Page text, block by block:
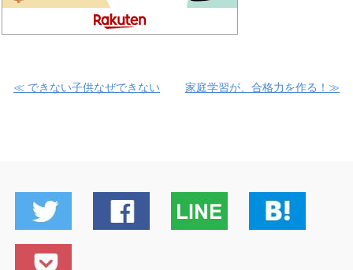
≪ できない子供なぜできない 家庭学習が、合格力を作る！≫